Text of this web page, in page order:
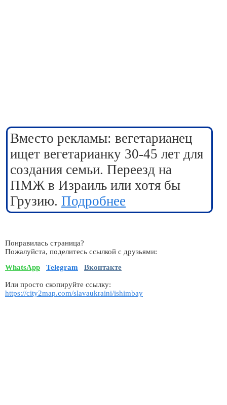
Вместо рекламы: вегетарианец
ищет вегетарианку 30-45 лет для
создания семьи. Переезд на
ПМЖ в Израиль или хотя бы
Грузию. Подробнее
Понравилась страница?
Пожалуйста, поделитесь ссылкой с друзьями:
WhatsApp
Telegram Вконтакте
Или просто скопируйте ссылку:
https://city2map.com/slavaukraini/ishimbay